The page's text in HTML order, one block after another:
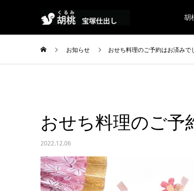
胡
お知らせ おせち料理のご予約はお済みで
おせち料理のご予
2022.12.06